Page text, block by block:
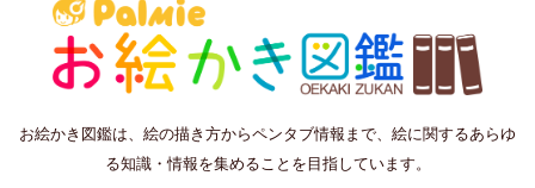
お絵かき図鑑は、絵の描き方からペンタブ情報まで、絵に関するあらゆ
る知識・情報を集めることを目指しています。